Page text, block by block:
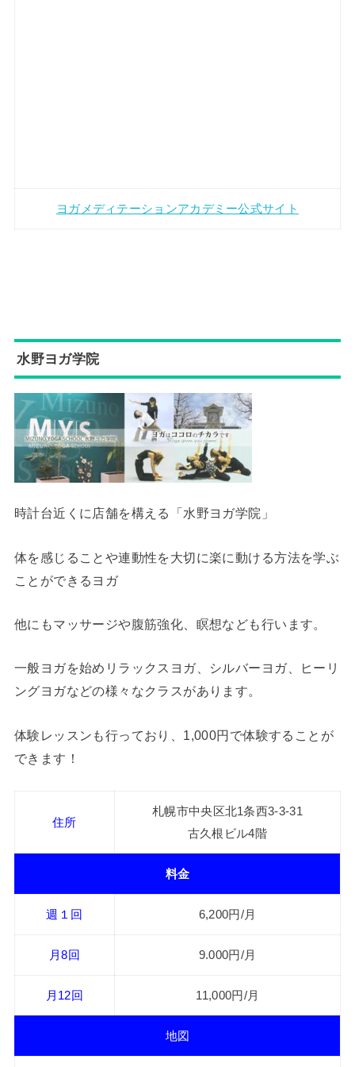
ヨガメディテーションアカデミー公式サイト
水野ヨガ学院
時計台近くに店舗を構える「水野ヨガ学院」
体を感じることや連動性を大切に楽に動ける方法を学ぶ
ことができるヨガ
他にもマッサージや腹筋強化、瞑想なども行います。
一般ヨガを始めリラックスヨガ、シルバーヨガ、ヒーリ
ングヨガなどの様々なクラスがあります。
体験レッスンも行っており、1,000円で体験することが
できます！
住所
札幌市中央区北1条西3-3-31
古久根ビル4階
料金
週１回 6,200円/月
月8回 9.000円/月
月12回 11,000円/月
地図